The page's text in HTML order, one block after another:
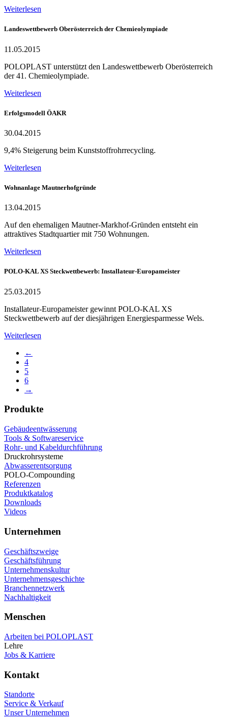
Weiterlesen
Landeswettbewerb Oberösterreich der Chemieolympiade
11.05.2015
POLOPLAST unterstützt den Landeswettbewerb Oberösterreich
der 41. Chemieolympiade.
Weiterlesen
Erfolgsmodell ÖAKR
30.04.2015
9,4% Steigerung beim Kunststoffrohrrecycling.
Weiterlesen
Wohnanlage Mautnerhofgründe
13.04.2015
Auf den ehemaligen Mautner-Markhof-Gründen entsteht ein
attraktives Stadtquartier mit 750 Wohnungen.
Weiterlesen
POLO-KAL XS Steckwettbewerb: Installateur-Europameister
25.03.2015
Installateur-Europameister gewinnt POLO-KAL XS
Steckwettbewerb auf der diesjährigen Energiesparmesse Wels.
Weiterlesen
←
4
5
6
→
Produkte
Gebäudeentwässerung
Tools & Softwareservice
Rohr- und Kabeldurchführung
Druckrohrsysteme
Abwasserentsorgung
POLO-Compounding
Referenzen
Produktkatalog
Downloads
Videos
Unternehmen
Geschäftszweige
Geschäftsführung
Unternehmenskultur
Unternehmensgeschichte
Branchennetzwerk
Nachhaltigkeit
Menschen
Arbeiten bei POLOPLAST
Lehre
Jobs & Karriere
Kontakt
Standorte
Service & Verkauf
Unser Unternehmen